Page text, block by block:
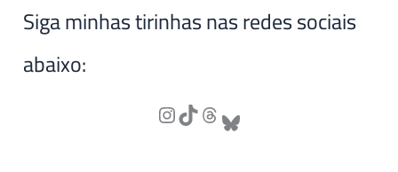
Siga minhas tirinhas nas redes sociais
abaixo: